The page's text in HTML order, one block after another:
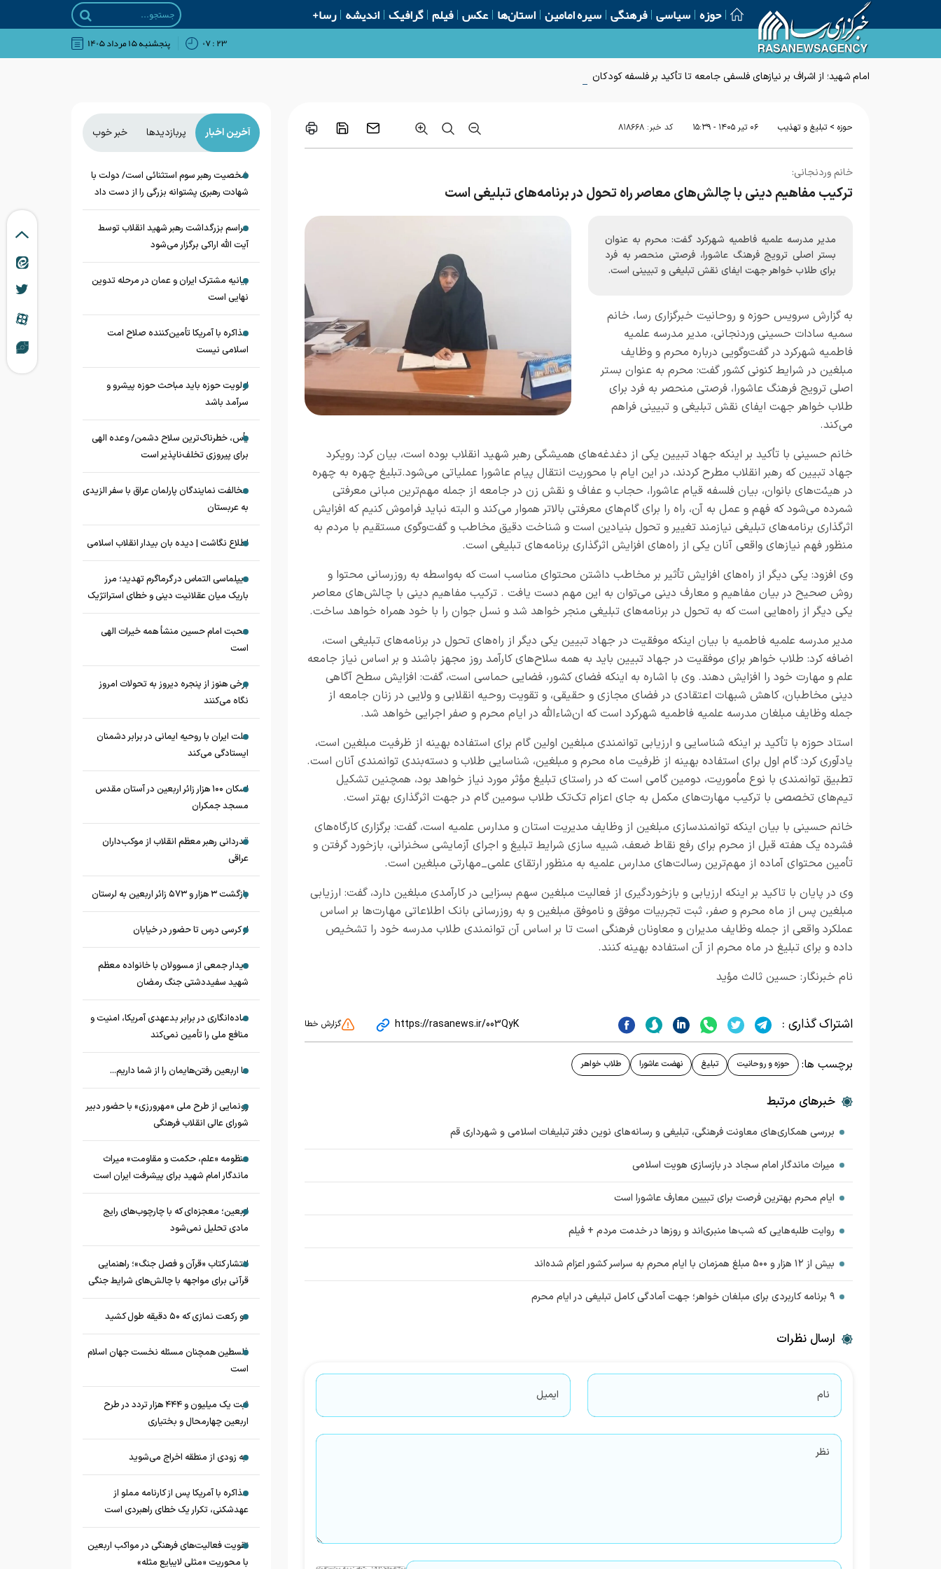
حوزه سیاسی فرهنگی سیره امامین استان‌ها عکس فیلم گرافیک اندیشه رسا+
۲۳ : ۰۷ پنجشنبه ۱۵ مرداد ۱۴۰۵
امام شهید؛ از اشراف بر نیازهای فلسفی جامعه تا تأکید بر فلسفه کودکان
حوزه > تبلیغ و تهذیب ۰۶ تير ۱۴۰۵ - ۱۵:۳۹ کد خبر: ۸۱۸۶۶۸
خانم وردنجانی:
ترکیب مفاهیم دینی با چالش‌های معاصر راه تحول در برنامه‌های تبلیغی است
مدیر مدرسه علمیه فاطمیه شهرکرد گفت: محرم به عنوان
بستر اصلی ترویج فرهنگ عاشورا، فرصتی منحصر به فرد
برای طلاب خواهر جهت ایفای نقش تبلیغی و تبیینی است.
به گزارش سرویس حوزه و روحانیت خبرگزاری رسا، خانم
سمیه سادات حسینی وردنجانی، مدیر مدرسه علمیه
فاطمیه شهرکرد در گفت‌وگویی درباره محرم و وظایف
مبلغین در شرایط کنونی کشور گفت: محرم به عنوان بستر
اصلی ترویج فرهنگ عاشورا، فرصتی منحصر به فرد برای
طلاب خواهر جهت ایفای نقش تبلیغی و تبیینی فراهم
می‌کند.
خانم حسینی با تأکید بر اینکه جهاد تبیین یکی از دغدغه‌های همیشگی رهبر شهید انقلاب بوده است، بیان کرد: رویکرد
جهاد تبیین که رهبر انقلاب مطرح کردند، در این ایام با محوریت انتقال پیام عاشورا عملیاتی می‌شود.تبلیغ چهره به چهره
در هیئت‌های بانوان، بیان فلسفه قیام عاشورا، حجاب و عفاف و نقش زن در جامعه از جمله مهم‌ترین مبانی معرفتی
شمرده می‌شود که فهم و عمل به آن، راه را برای گام‌های معرفتی بالاتر هموار می‌کند و البته نباید فراموش کنیم که افزایش
اثرگذاری برنامه‌های تبلیغی نیازمند تغییر و تحول بنیادین است و شناخت دقیق مخاطب و گفت‌وگوی مستقیم با مردم به
منظور فهم نیازهای واقعی آنان یکی از راه‌های افزایش اثرگذاری برنامه‌های تبلیغی است.
وی افزود: یکی دیگر از راه‌های افزایش تأثیر بر مخاطب داشتن محتوای مناسب است که به‌واسطه به روزرسانی محتوا و
روش صحیح در بیان مفاهیم و معارف دینی می‌توان به این مهم دست یافت . ترکیب مفاهیم دینی با چالش‌های معاصر
یکی دیگر از راه‌هایی است که به تحول در برنامه‌های تبلیغی منجر خواهد شد و نسل جوان را با خود همراه خواهد ساخت.
مدیر مدرسه علمیه فاطمیه با بیان اینکه موفقیت در جهاد تبیین یکی دیگر از راه‌های تحول در برنامه‌های تبلیغی است،
اضافه کرد: طلاب خواهر برای موفقیت در جهاد تبیین باید به همه سلاح‌های کارآمد روز مجهز باشند و بر اساس نیاز جامعه
علم و مهارت خود را افزایش دهند. وی با اشاره به اینکه فضای کشور، فضایی حماسی است، گفت: افزایش سطح آگاهی
دینی مخاطبان، کاهش شبهات اعتقادی در فضای مجازی و حقیقی، و تقویت روحیه انقلابی و ولایی در زنان جامعه از
جمله وظایف مبلغان مدرسه علمیه فاطمیه شهرکرد است که ان‌شاءالله در ایام محرم و صفر اجرایی خواهد شد.
استاد حوزه با تأکید بر اینکه شناسایی و ارزیابی توانمندی مبلغین اولین گام برای استفاده بهینه از ظرفیت مبلغین است،
یادآوری کرد: گام اول برای استفاده بهینه از ظرفیت ماه محرم و مبلغین‌، شناسایی طلاب و دسته‌بندی توانمندی آنان است.
تطبیق توانمندی با نوع مأموریت، دومین گامی است که در راستای تبلیغ مؤثر مورد نیاز خواهد بود، همچنین تشکیل
تیم‌های تخصصی با ترکیب مهارت‌های مکمل به جای اعزام تک‌تک طلاب سومین گام در جهت اثرگذاری بهتر است.
خانم حسینی با بیان اینکه توانمندسازی مبلغین از وظایف مدیریت استان و مدارس علمیه است، گفت: برگزاری کارگاه‌های
فشرده یک هفته قبل از محرم برای رفع نقاط ضعف، شبیه سازی شرایط تبلیغ و اجرای آزمایشی سخنرانی، بازخورد گرفتن و
تأمین محتوای آماده از مهم‌ترین رسالت‌های مدارس علمیه به منظور ارتقای علمی_مهارتی مبلغین است.
وی در پایان با تاکید بر اینکه ارزیابی و بازخوردگیری از فعالیت مبلغین سهم بسزایی در کارآمدی مبلغین دارد، گفت: ارزیابی
مبلغین پس از ماه محرم و صفر، ثبت تجربیات موفق و ناموفق مبلغین و به روزرسانی بانک اطلاعاتی مهارت‌ها بر اساس
عملکرد واقعی از جمله وظایف مدیران و معاونان فرهنگی است تا بر اساس آن توانمندی طلاب مدرسه‌ خود را تشخیص
داده و برای تبلیغ در ماه محرم از آن استفاده بهینه کنند.
نام خبرنگار: حسین ثالث مؤید
اشتراک گذاری : https://rasanews.ir/003QyK گزارش خطا
برچسب ها: حوزه و روحانیت تبلیغ نهضت عاشورا طلاب خواهر
خبرهای مرتبط
بررسی همکاری‌های معاونت فرهنگی، تبلیغی و رسانه‌های نوین دفتر تبلیغات اسلامی و شهرداری قم
میراث ماندگار امام سجاد در بازسازی هویت اسلامی
ایام محرم بهترین فرصت برای تبیین معارف عاشورا است
روایت طلبه‌هایی که شب‌ها منبری‌اند و روزها در خدمت مردم + فیلم
بیش از ۱۲ هزار و ۵۰۰ مبلغ همزمان با ایام محرم به سراسر کشور اعزام شده‌اند
۹ برنامه کاربردی برای مبلغان خواهر؛ جهت آمادگی کامل تبلیغی در ایام محرم
ارسال نظرات
آخرین اخبار پربازدیدها خبر خوب
شخصیت رهبر سوم استثنائی است/ دولت با
شهادت رهبری پشتوانه بزرگی را از دست داد
مراسم بزرگداشت رهبر شهید انقلاب توسط
آیت الله اراکی برگزار می‌شود
بیانیه مشترک ایران و عمان در مرحله تدوین
نهایی است
مذاکره با آمریکا تأمین‌کننده صلاح امت
اسلامی نیست
اولویت حوزه باید مباحث حوزه پیشرو و
سرآمد باشد
یأس، خطرناک‌ترین سلاح دشمن/ وعده الهی
برای پیروزی تخلف‌ناپذیر است
مخالفت نمایندگان پارلمان عراق با سفر الزیدی
به عربستان
اطلاع نگاشت | دیده بان بیدار انقلاب اسلامی
دیپلماسی التماس در گرماگرم تهدید؛ مرز
باریک میان عقلانیت دینی و خطای استراتژیک
محبت امام حسین منشأ همه خیرات الهی
است
برخی هنوز از پنجره دیروز به تحولات امروز
نگاه می‌کنند
ملت ایران با روحیه ایمانی در برابر دشمنان
ایستادگی می‌کند
اسکان ۱۰۰ هزار زائر اربعین در آستان مقدس
مسجد جمکران
قدردانی رهبر معظم انقلاب از موکب‌داران
عراقی
بازگشت ۳ هزار و ۵۷۳ زائر اربعین به لرستان
از کرسی درس تا حضور در خیابان
دیدار جمعی از مسوولان با خانواده معظم
شهید سفیددشتی جنگ رمضان
ساده‌انگاری در برابر بدعهدی آمریکا، امنیت و
منافع ملی را تأمین نمی‌کند
ما اربعین رفتن‌هایمان را از شما داریم...
رونمایی از طرح ملی «مهرورزی» با حضور دبیر
شورای عالی انقلاب فرهنگی
منظومه «علم، حکمت و مقاومت» میراث
ماندگار امام شهید برای پیشرفت ایران است
اربعین؛ معجزه‌ای که با چارچوب‌های رایج
مادی تحلیل نمی‌شود
انتشار کتاب «قرآن و فصل جنگ»؛ راهنمایی
قرآنی برای مواجهه با چالش‌های شرایط جنگی
دو رکعت نمازی که ۵۰ دقیقه طول کشید
فلسطین همچنان مسئله نخست جهان اسلام
است
ثبت یک میلیون و ۴۴۴ هزار تردد در طرح
اربعین چهارمحال و بختیاری
به زودی از منطقه اخراج می‌شوید
مذاکره با آمریکا پس از کارنامه مملو از
عهدشکنی، تکرار یک خطای راهبردی است
تقویت فعالیت‌های فرهنگی در مواکب اربعین
با محوریت «مثلی لایبایع مثله»